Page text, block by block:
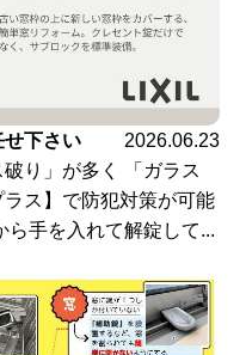
下さい
2026.06.23
り」が多く 「ガラス
ス】で防犯対策が可能
ら手を入れて解錠して...